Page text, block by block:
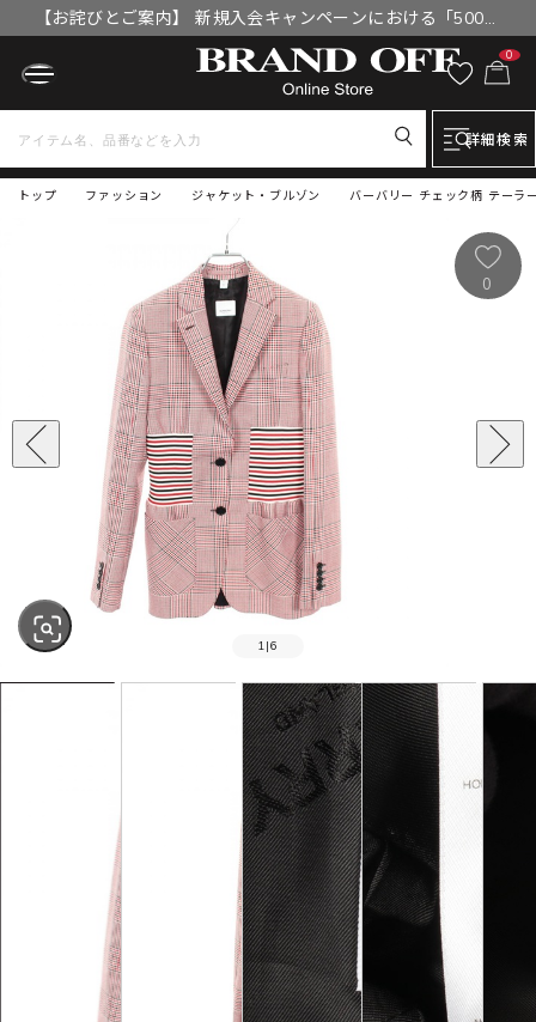
【お詫びとご案内】 新規入会キャンペーンにおける「500円
OFFクーポン」付与漏れと補填について
0
詳細検索
トップ バーバリー チェック柄 テーラ
ファッション ジャケット・ブルゾン
SOLD OUT
1 |6
0